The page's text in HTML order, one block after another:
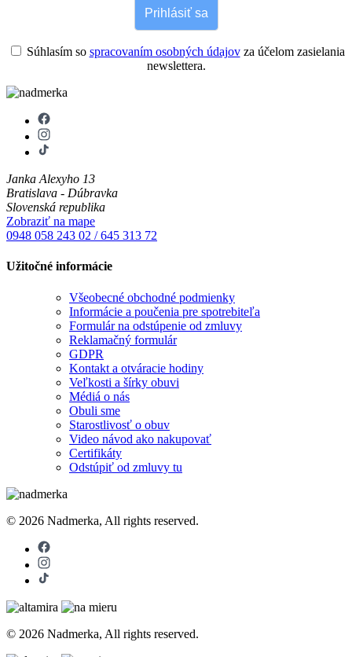
Prihlásiť sa
Súhlasím so spracovaním osobných údajovza účelom zasielania
newslettera.
Janka Alexyho 13
Bratislava - Dúbravka
Slovenská republika
Zobraziť na mape
0948 058 243 02 / 645 313 72
Užitočné informácie
Všeobecné obchodné podmienky
Informácie a poučenia pre spotrebiteľa
Formulár na odstúpenie od zmluvy
Reklamačný formulár
GDPR
Kontakt a otváracie hodiny
Veľkosti a šírky obuvi
Médiá o nás
Obuli sme
Starostlivosť o obuv
Video návod ako nakupovať
Certifikáty
Odstúpiť od zmluvy tu
© 2026 Nadmerka, All rights reserved.
© 2026 Nadmerka, All rights reserved.